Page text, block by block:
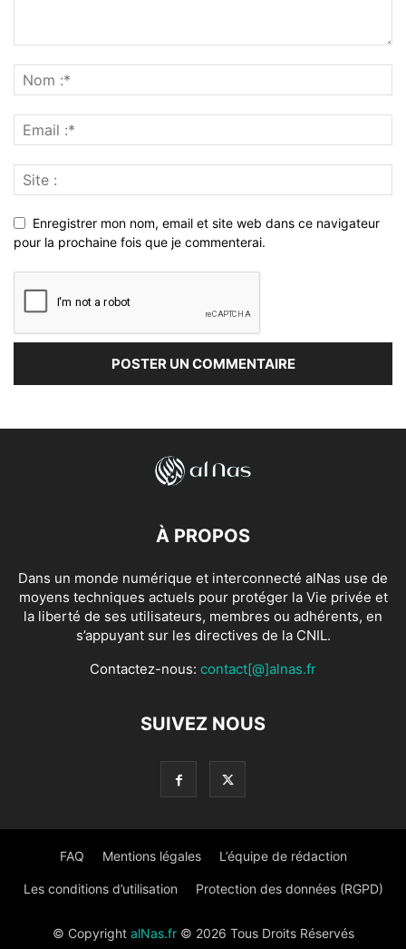
Enregistrer mon nom, email et site web dans ce navigateur
pour la prochaine fois que je commenterai.
À PROPOS
Dans un monde numérique et interconnecté alNas use de
moyens techniques actuels pour protéger la Vie privée et
la liberté de ses utilisateurs, membres ou adhérents, en
s’appuyant sur les directives de la CNIL.
Contactez-nous: contact[@]alnas.fr
SUIVEZ NOUS
FAQ Mentions légales L’équipe de rédaction
Les conditions d’utilisation Protection des données (RGPD)
© Copyright alNas.fr© 2026 Tous Droits Réservés